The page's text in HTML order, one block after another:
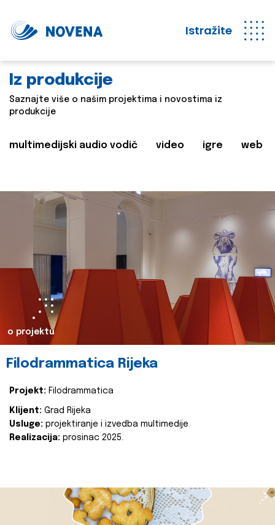
Istražite
Iz produkcije
Saznajte više o našim projektima i novostima iz
produkcije
multimedijski audio vodič video igre web
o projektu
Filodrammatica Rijeka
Projekt: Filodrammatica
Klijent: Grad Rijeka
Usluge: projektiranje i izvedba multimedije
Realizacija: prosinac 2025.